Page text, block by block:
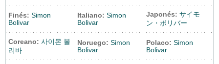
Finés: Simon
Bolivar
Italiano: Simon
Bolivar
Japonés: サイモ
ン・ボリバー
Coreano: 사이몬 볼
리바
Noruego: Simon
Bolivar
Polaco: Simon
Bolivar